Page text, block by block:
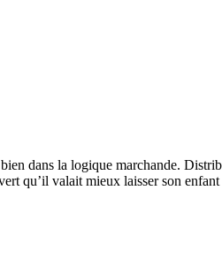
dans la logique marchande.
qu’il valait mieux laisser son enfant